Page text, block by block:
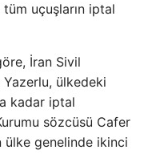
tüm uçuşların iptal
İran Sivil
ülkedeki
kadar iptal
sözcüsü Cafer
ülke genelinde ikinci